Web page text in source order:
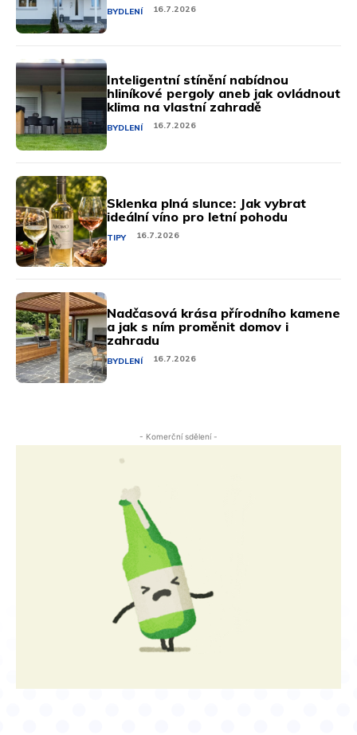
BYDLENÍ 16.7.2026
Inteligentní stínění nabídnou
hliníkové pergoly aneb jak ovládnout
klima na vlastní zahradě
BYDLENÍ 16.7.2026
Sklenka plná slunce: Jak vybrat
ideální víno pro letní pohodu
TIPY 16.7.2026
Nadčasová krása přírodního kamene
a jak s ním proměnit domov i
zahradu
BYDLENÍ 16.7.2026
- Komerční sdělení -